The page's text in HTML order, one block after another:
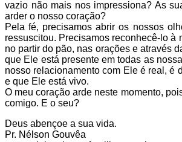
vazio não mais nos impressiona? As
arder o nosso coração?
Pela fé, precisamos abrir os nossos
ressuscitou. Precisamos reconhecê-lo à
no partir do pão, nas orações e através
que Ele está presente em todas as
nosso relacionamento com Ele é real, é
e que Ele está vivo.
O meu coração arde neste momento,
comigo. E o seu?
Deus abençoe a sua vida.
Pr. Nélson Gouvêa